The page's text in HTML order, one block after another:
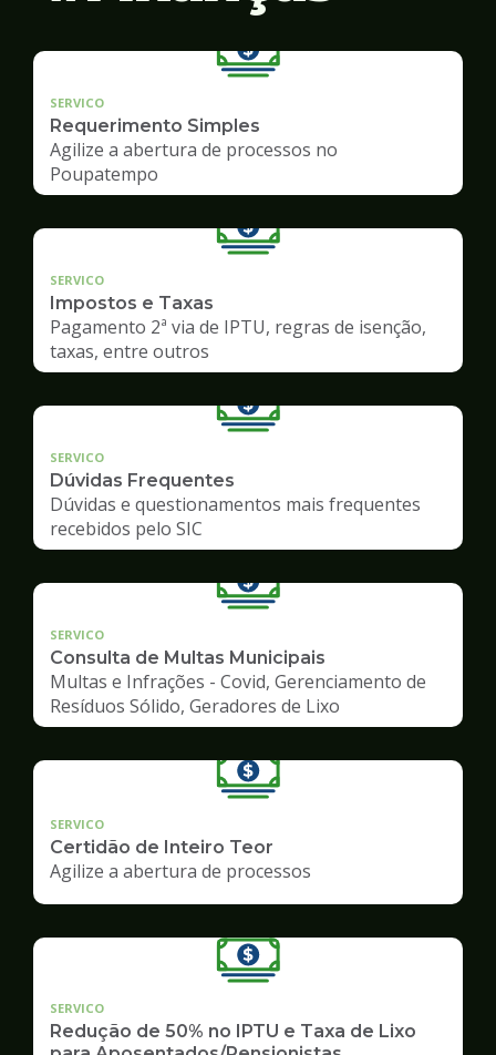
SERVICO
Requerimento Simples
Agilize a abertura de processos no
Poupatempo
SERVICO
Impostos e Taxas
Pagamento 2ª via de IPTU, regras de isenção,
taxas, entre outros
SERVICO
Dúvidas Frequentes
Dúvidas e questionamentos mais frequentes
recebidos pelo SIC
SERVICO
Consulta de Multas Municipais
Multas e Infrações - Covid, Gerenciamento de
Resíduos Sólido, Geradores de Lixo
SERVICO
Certidão de Inteiro Teor
Agilize a abertura de processos
SERVICO
Redução de 50% no IPTU e Taxa de Lixo